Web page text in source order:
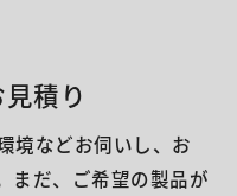
積り
境などお伺いし、お
まだ、ご希望の製品が